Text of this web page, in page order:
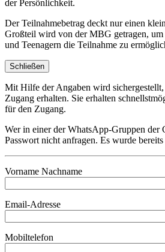
der Persönlichkeit.
Der Teilnahmebetrag deckt nur einen
Großteil wird von der MBG getragen,
und Teenagern die Teilnahme zu
Schließen
Mit Hilfe der Angaben wird
Zugang erhalten. Sie erhalten
für den Zugang.
Wer in einer der WhatsApp-Gruppen der
Passwort nicht anfragen. Es wurde
Vorname Nachname
Email-Adresse
Mobiltelefon